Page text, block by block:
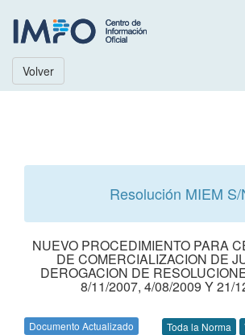
Volver
Resolución MIEM S/
NUEVO PROCEDIMIENTO PARA
DE COMERCIALIZACION DE
DEROGACION DE
8/11/2007, 4/08/2009 Y 21/
Documento Actualizado Toda la Norma